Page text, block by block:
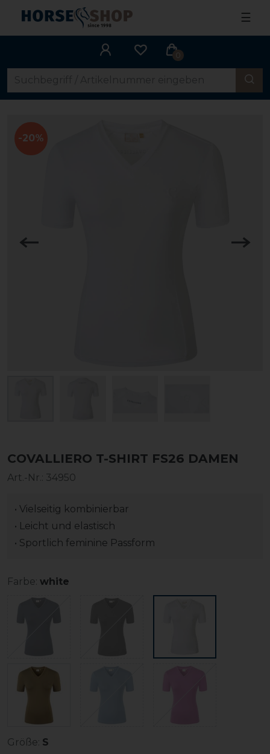
☰
0
-20%
COVALLIERO T-SHIRT FS26 DAMEN
Art.-Nr.: 34950
• Vielseitig kombinierbar
• Leicht und elastisch
• Sportlich feminine Passform
Farbe: white
Größe: S